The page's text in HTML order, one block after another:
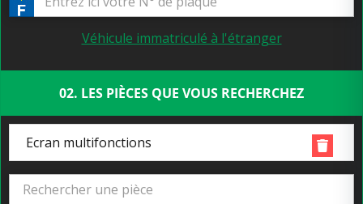
Véhicule immatriculé à l'étranger
02. LES PIÈCES QUE VOUS RECHERCHEZ
Ecran multifonctions